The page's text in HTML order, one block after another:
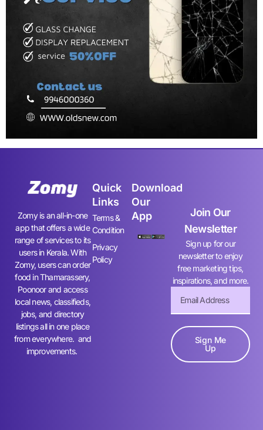
Zomy is an all-in-one
app that offers a wide
range of services to its
users in Kerala. With
Zomy, users can order
food in Thamarassery,
Poonoor and access
local news, classifieds,
jobs, and directory
listings all in one place
from everywhere. and
improvements.
Quick
Links
Terms &
Condition
Privacy
Policy
Download
Our
App
Join Our
Newsletter
Sign up for our
newsletter to enjoy
free marketing tips,
inspirations, and more.
Sign Me
Up